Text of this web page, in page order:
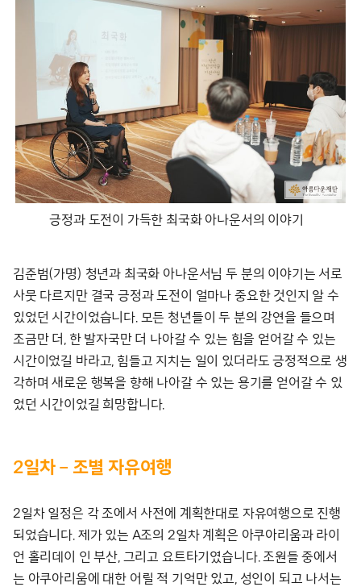
긍정과 도전이 가득한 최국화 아나운서의 이야기
김준범(가명) 청년과 최국화 아나운서님 두 분의 이야기는 서로
사뭇 다르지만 결국 긍정과 도전이 얼마나 중요한 것인지 알 수
있었던 시간이었습니다. 모든 청년들이 두 분의 강연을 들으며
조금만 더, 한 발자국만 더 나아갈 수 있는 힘을 얻어갈 수 있는
시간이었길 바라고, 힘들고 지치는 일이 있더라도 긍정적으로 생
각하며 새로운 행복을 향해 나아갈 수 있는 용기를 얻어갈 수 있
었던 시간이었길 희망합니다.
2일차 – 조별 자유여행
2일차 일정은 각 조에서 사전에 계획한대로 자유여행으로 진행
되었습니다. 제가 있는 A조의 2일차 계획은 아쿠아리움과 라이
언 홀리데이 인 부산, 그리고 요트타기였습니다. 조원들 중에서
는 아쿠아리움에 대한 어릴 적 기억만 있고, 성인이 되고 나서는